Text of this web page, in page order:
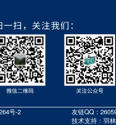
号-2
友链QQ：
技术支持：羽